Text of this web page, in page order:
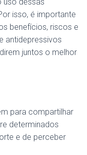
isso, é importante
benefícios, riscos e
antidepressivos
juntos o melhor
para compartilhar
determinados
e de perceber